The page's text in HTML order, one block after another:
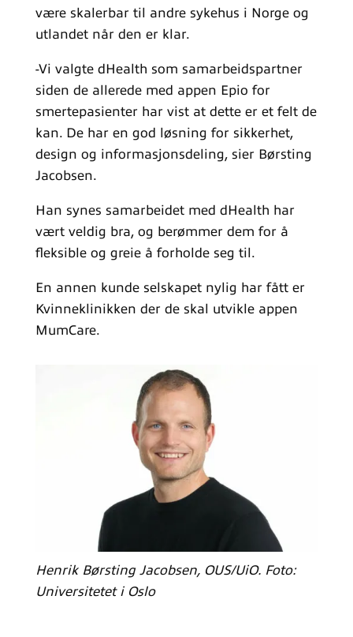
være skalerbar til andre sykehus i Norge og
utlandet når den er klar.
-Vi valgte dHealth som samarbeidspartner
siden de allerede med appen Epio for
smertepasienter har vist at dette er et felt de
kan. De har en god løsning for sikkerhet,
design og informasjonsdeling, sier Børsting
Jacobsen.
Han synes samarbeidet med dHealth har
vært veldig bra, og berømmer dem for å
fleksible og greie å forholde seg til.
En annen kunde selskapet nylig har fått er
Kvinneklinikken der de skal utvikle appen
MumCare.
Henrik Børsting Jacobsen, OUS/UiO. Foto:
Universitetet i Oslo